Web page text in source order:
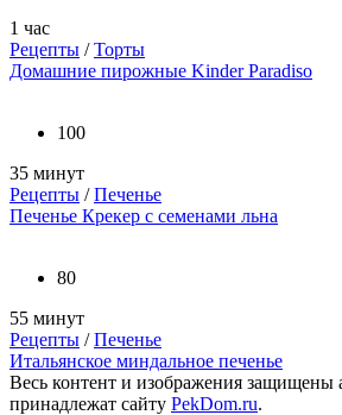
1 час
Рецепты /Торты
Домашние пирожные Kinder Paradiso
100
35 минут
Рецепты /Печенье
Печенье Крекер с семенами льна
80
55 минут
Рецепты /Печенье
Итальянское миндальное печенье
Весь контент и изображения защищены
принадлежат сайту PekDom.ru.